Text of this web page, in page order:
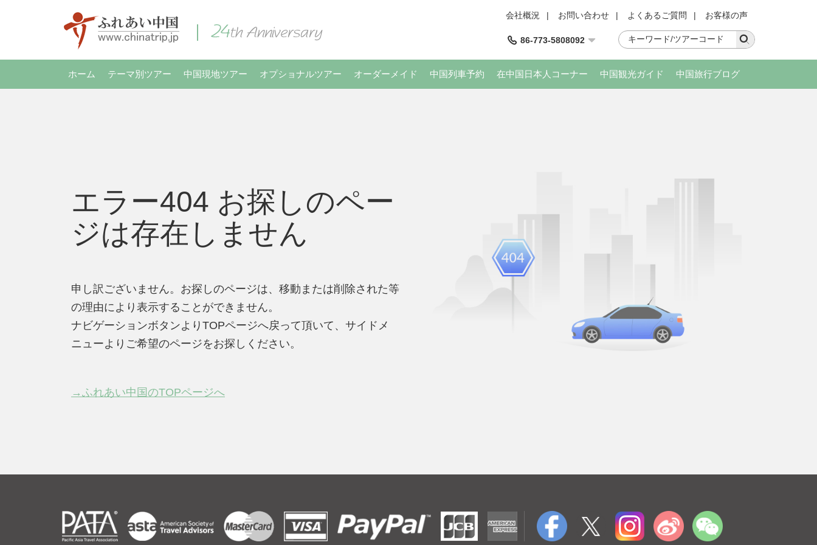
会社概況 | お問い合わせ | よくあるご質問 | お客様の声
86-773-5808092
ホーム テーマ別ツアー 中国現地ツアー オプショナルツアー オーダーメイド 中国列車予約 在中国日本人コーナー 中国観光ガイド 中国旅行ブログ
エラー404 お探しのペー
ジは存在しません
申し訳ございません。お探しのページは、移動または削除された等
の理由により表示することができません。
ナビゲーションボタンよりTOPページへ戻って頂いて、サイドメ
ニューよりご希望のページをお探しください。
→ふれあい中国のTOPページへ